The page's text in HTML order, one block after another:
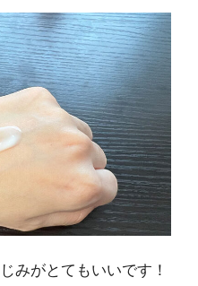
みがとてもいいです！